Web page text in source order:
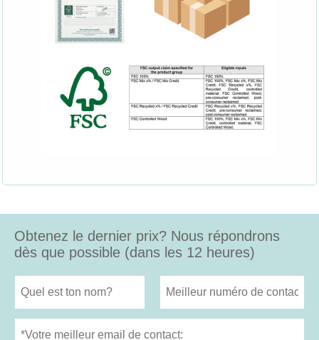
Obtenez le dernier prix? Nous répondrons
dès que possible (dans les 12 heures)